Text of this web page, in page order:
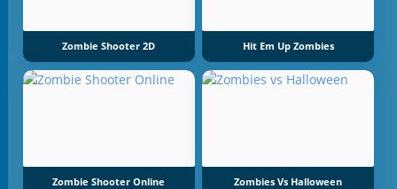
Zombie Shooter 2D Hit Em Up Zombies
Zombie Shooter Online Zombies Vs Halloween